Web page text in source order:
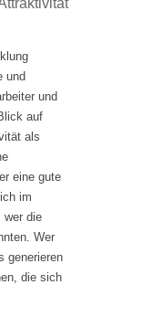
und
und
auf
als
eine gute
im
wer die
Wer
generieren
die sich